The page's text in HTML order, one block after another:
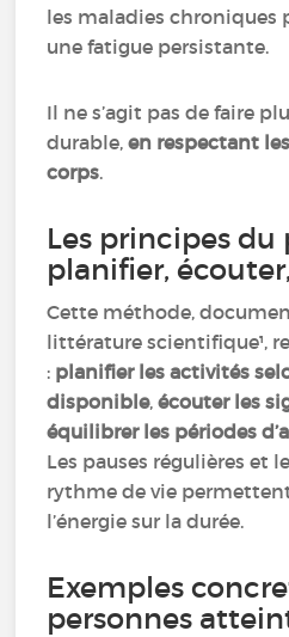
les maladies chroniques
une fatigue persistante.
Il ne s’agit pas de faire
durable,en respectant
corps.
Les principes du
planifier,
Cette méthode,
littérature scientifique¹,
: planifier les activités
disponible,écouter les
équilibrer les périodes
Les pauses régulières et
rythme de vie
l’énergie sur la durée.
Exemples
personnes